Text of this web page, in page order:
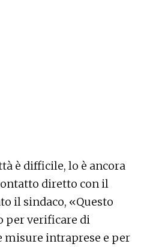
è difficile, lo è ancora
diretto con il
il sindaco, «Questo
per verificare di
misure intraprese e per